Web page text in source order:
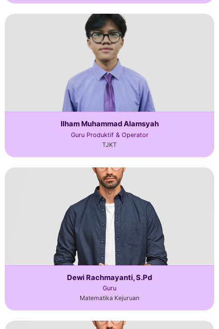
Ilham Muhammad Alamsyah
Guru Produktif & Operator
TJKT
Dewi Rachmayanti, S.Pd
Guru
Matematika Kejuruan